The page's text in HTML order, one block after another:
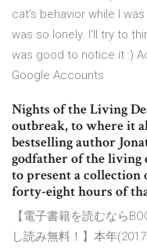
cat's behavior while I
was so lonely. I'll try to
was good to notice it :)
Google Accounts
Nights of the Living
outbreak, to where it
bestselling author
godfather of the living
to present a collection
forty-eight hours of
【電子書籍を読むなら
し読み無料！】本年